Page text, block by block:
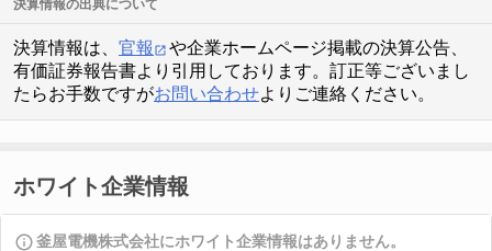
決算情報の出典について
決算情報は、 官報
や企業ホームページ掲載の決算公告、
有価証券報告書より引用しております。訂正等ございまし
たらお手数ですがお問い合わせよりご連絡ください。
ホワイト企業情報
釜屋電機株式会社にホワイト企業情報はありません。